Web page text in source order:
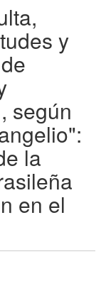
y
según
la
en el